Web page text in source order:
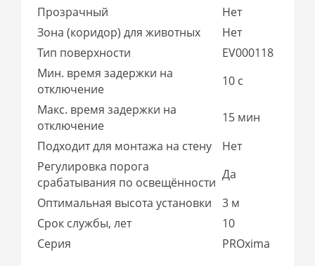
Прозрачный
Нет
Зона (коридор) для животных
Нет
Тип поверхности
EV000118
Мин. время задержки на
отключение
10 с
Макс. время задержки на
отключение
15 мин
Подходит для монтажа на стену
Нет
Регулировка порога
срабатывания по освещённости
Да
Оптимальная высота установки
3 м
Срок службы, лет
10
Серия
PROxima